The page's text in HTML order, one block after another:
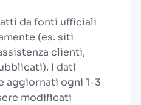
da fonti ufficiali
(es. siti
clienti,
I dati
aggiornati ogni 1-3
modificati